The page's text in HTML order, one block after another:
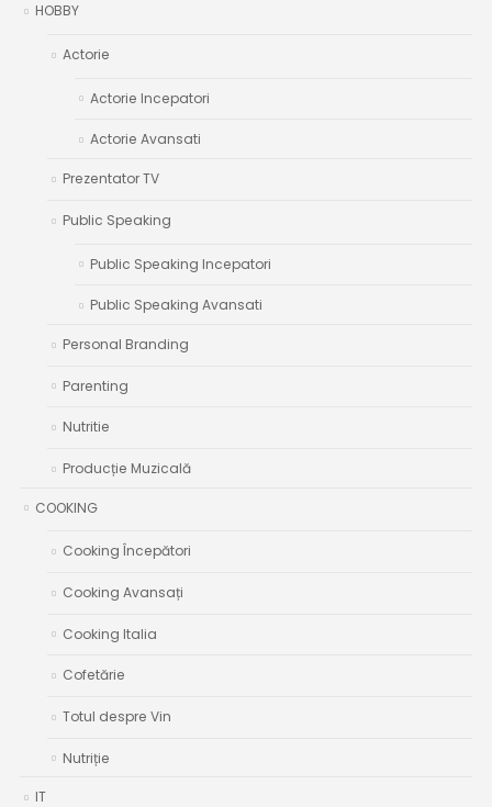
HOBBY
Actorie
Actorie Incepatori
Actorie Avansati
Prezentator TV
Public Speaking
Public Speaking Incepatori
Public Speaking Avansati
Personal Branding
Parenting
Nutritie
Producție Muzicală
COOKING
Cooking Începători
Cooking Avansați
Cooking Italia
Cofetărie
Totul despre Vin
Nutriție
IT